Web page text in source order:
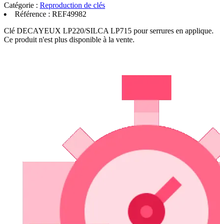
Catégorie : Reproduction de clés
Référence : REF49982
Clé DECAYEUX LP220/SILCA LP715 pour serrures en applique.
Ce produit n'est plus disponible à la vente.